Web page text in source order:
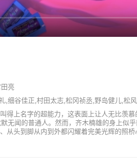
亮
,细谷佳正,村田太志,松冈祯丞,野岛健儿,松
上名字的超能力，这表面上让人无比羡
无闻的普通人。然而，齐木楠雄的身上似
从头到脚从内到外都闪耀着完美光辉的照